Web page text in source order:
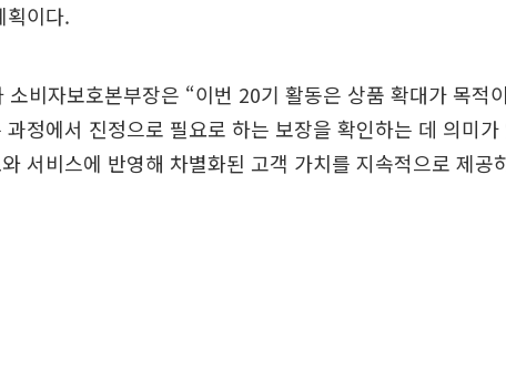
획이다.
소비자보호본부장은 “이번 20기 활동은 상품 확대가 목적
정에서 진정으로 필요로 하는 보장을 확인하는 데 의미가
서비스에 반영해 차별화된 고객 가치를 지속적으로 제공